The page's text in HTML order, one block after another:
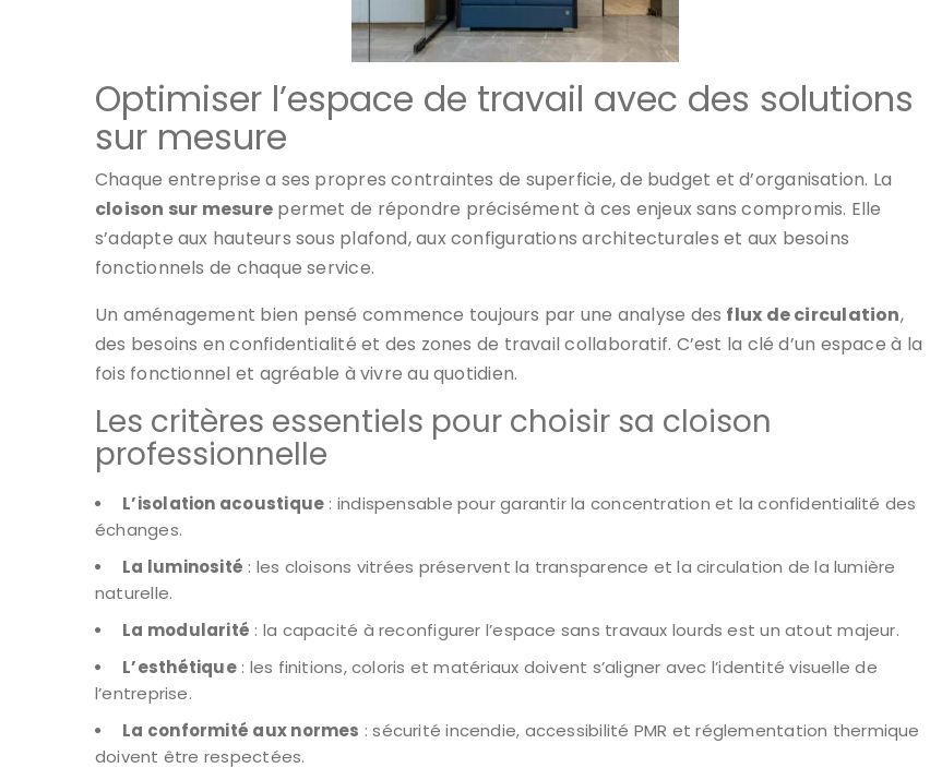
Optimiser l’espace de travail avec des solutions
sur mesure
Chaque entreprise a ses propres contraintes de superficie, de budget et d’organisation. La
cloison sur mesure permet de répondre précisément à ces enjeux sans compromis. Elle
s’adapte aux hauteurs sous plafond, aux configurations architecturales et aux besoins
fonctionnels de chaque service.
Un aménagement bien pensé commence toujours par une analyse des flux de circulation,
des besoins en confidentialité et des zones de travail collaboratif. C’est la clé d’un espace à la
fois fonctionnel et agréable à vivre au quotidien.
Les critères essentiels pour choisir sa cloison
professionnelle
L’isolation acoustique : indispensable pour garantir la concentration et la confidentialité des
échanges.
La luminosité : les cloisons vitrées préservent la transparence et la circulation de la lumière
naturelle.
La modularité : la capacité à reconfigurer l’espace sans travaux lourds est un atout majeur.
L’esthétique: les finitions, coloris et matériaux doivent s’aligner avec l’identité visuelle de
l’entreprise.
La conformité aux normes : sécurité incendie, accessibilité PMR et réglementation thermique
doivent être respectées.